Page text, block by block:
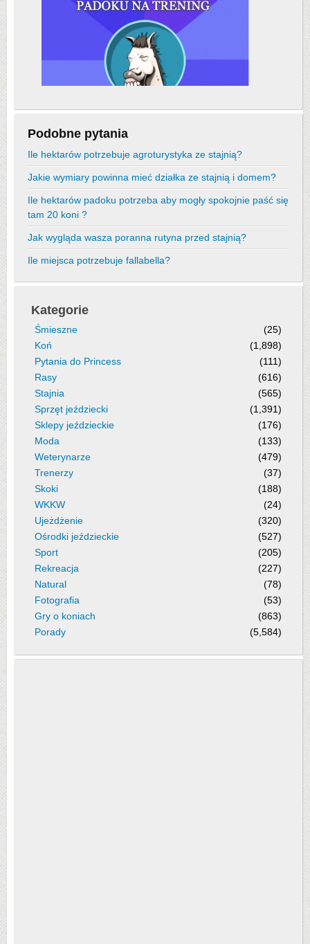
Podobne pytania
Ile hektarów potrzebuje agroturystyka ze stajnią?
Jakie wymiary powinna mieć działka ze stajnią i domem?
Ile hektarów padoku potrzeba aby mogły spokojnie paść się
tam 20 koni ?
Jak wygląda wasza poranna rutyna przed stajnią?
Ile miejsca potrzebuje fallabella?
Kategorie
Śmieszne
(25)
Koń
(1,898)
Pytania do Princess
(111)
Rasy
(616)
Stajnia
(565)
Sprzęt jeździecki
(1,391)
Sklepy jeździeckie
(176)
Moda
(133)
Weterynarze
(479)
Trenerzy
(37)
Skoki
(188)
WKKW
(24)
Ujeżdżenie
(320)
Ośrodki jeździeckie
(527)
Sport
(205)
Rekreacja
(227)
Natural
(78)
Fotografia
(53)
Gry o koniach
(863)
Porady
(5,584)